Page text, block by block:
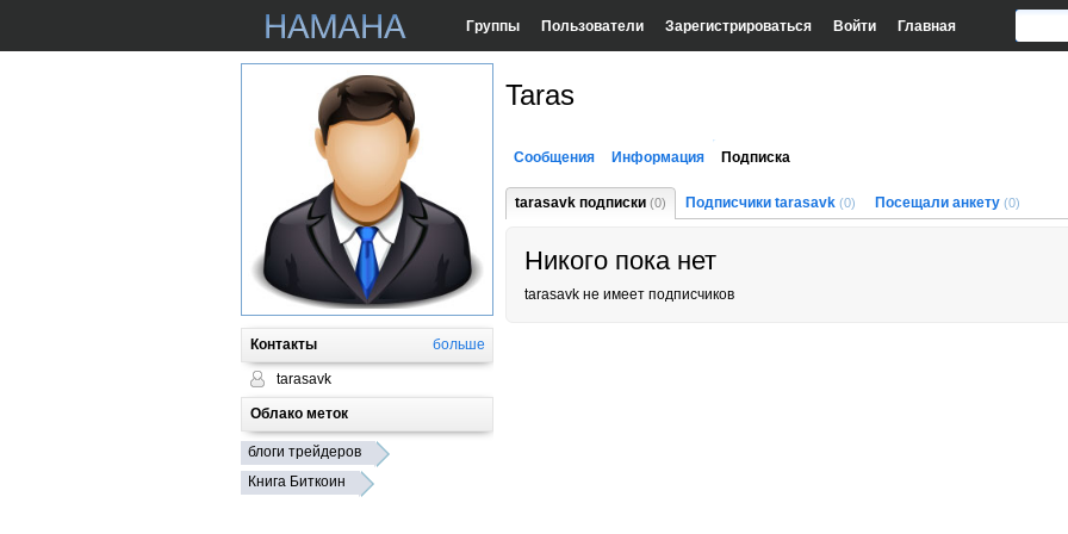
Группы Пользователи Зарегистрироваться Войти Главная
Контакты больше
tarasavk
Облако меток
блоги трейдеров
Книга Биткоин
Taras
Сообщения Информация Подписка
tarasavk подписки (0) Подписчики tarasavk (0) Посещали анкету (0)
Никого пока нет
tarasavk не имеет подписчиков